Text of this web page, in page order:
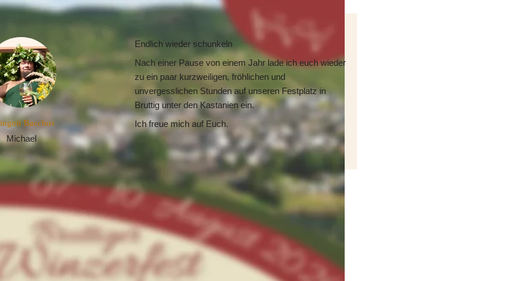
Bacchus
Michael
Endlich wieder schunkeln
Nach einer Pause von einem Jahr lade ich euch wieder
zu ein paar kurzweiligen, fröhlichen und
unvergesslichen Stunden auf unseren Festplatz in
Bruttig unter den Kastanien ein.
Ich freue mich auf Euch.